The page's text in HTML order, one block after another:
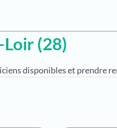
(28)
disponibles et prendre